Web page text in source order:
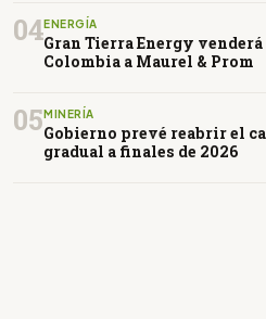
04ENERGÍA
Gran Tierra Energy
Colombia a Maurel & Prom
05MINERÍA
Gobierno prevé reabrir el
gradual a finales de 2026